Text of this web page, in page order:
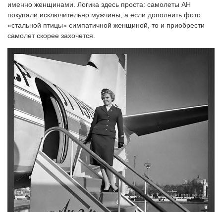
именно женщинами. Логика здесь проста: самолеты АН
покупали исключительно мужчины, а если дополнить фото
«стальной птицы» симпатичной женщиной, то и приобрести
самолет скорее захочется.